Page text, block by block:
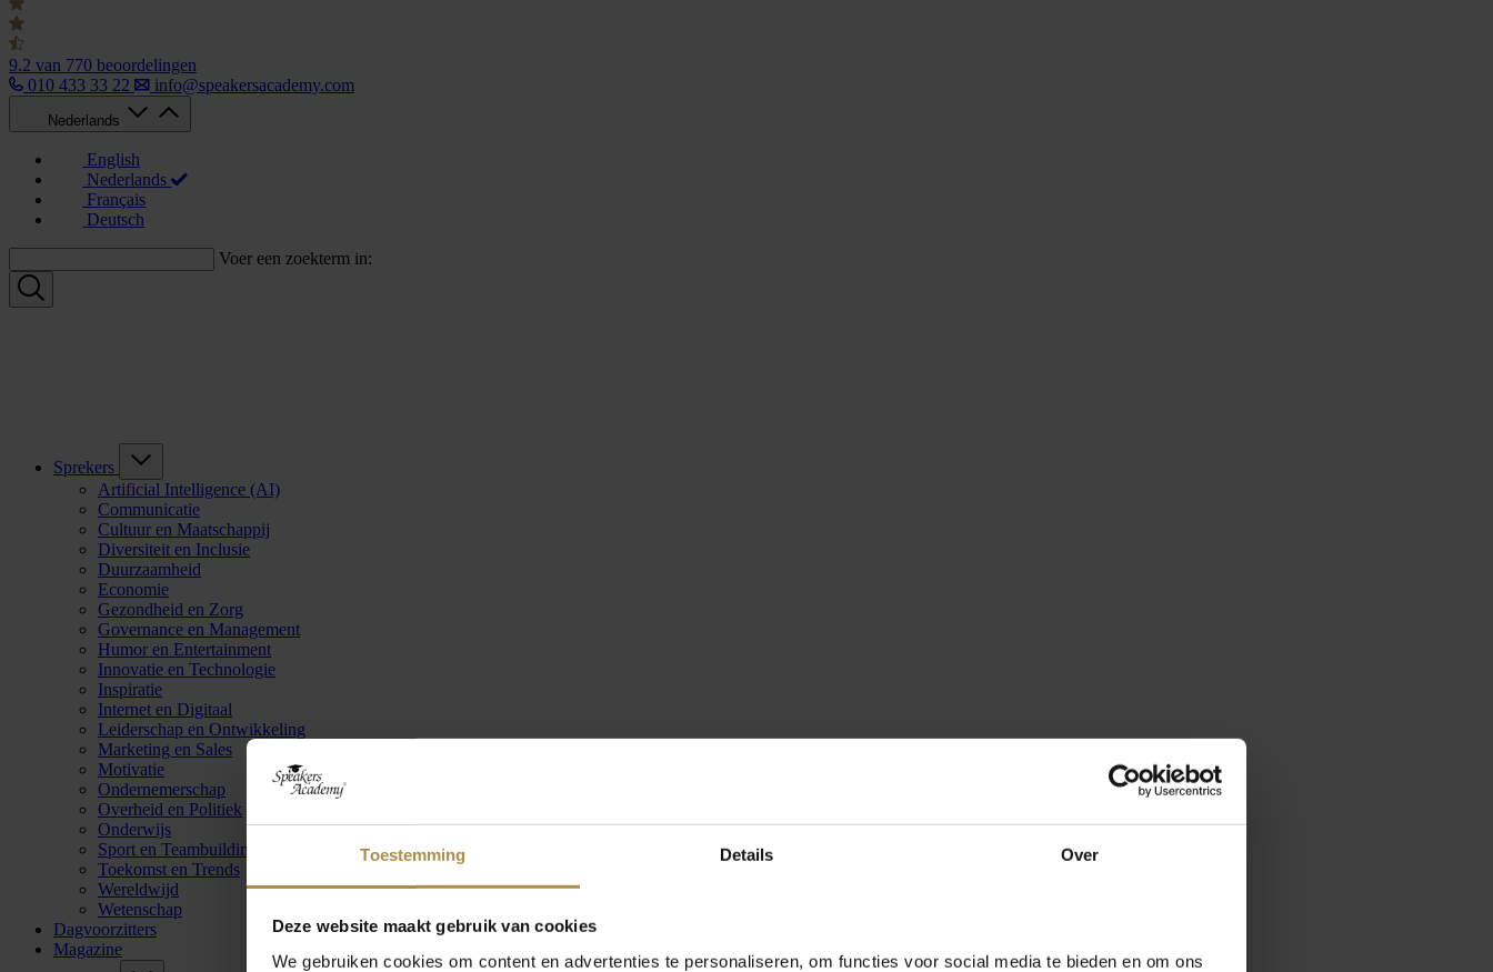
Toestemming Details Over
Deze website maakt gebruik van cookies
We gebruiken cookies om content en advertenties te personaliseren, om functies voor social media te bieden en om ons
9.2 van 770 beoordelingen
010 433 33 22
info@speakersacademy.com
Nederlands
English
Nederlands
Français
Deutsch
Voer een zoekterm in:
Sprekers
Artificial Intelligence (AI)
Communicatie
Cultuur en Maatschappij
Diversiteit en Inclusie
Duurzaamheid
Economie
Gezondheid en Zorg
Governance en Management
Humor en Entertainment
Innovatie en Technologie
Inspiratie
Internet en Digitaal
Leiderschap en Ontwikkeling
Marketing en Sales
Motivatie
Ondernemerschap
Overheid en Politiek
Onderwijs
Sport en Teambuilding
Toekomst en Trends
Wereldwijd
Wetenschap
Dagvoorzitters
Magazine